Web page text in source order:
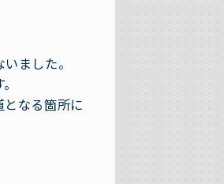
ました。
なる箇所に